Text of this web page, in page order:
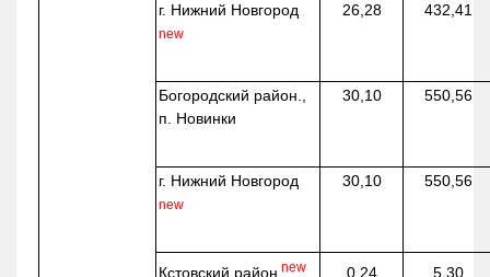
г. Нижний Новгород
new
26,28 432,41
Богородский район.,
п. Новинки
30,10 550,56
г. Нижний Новгород
new
30,10 550,56
Кстовский район new 0,24 5,30